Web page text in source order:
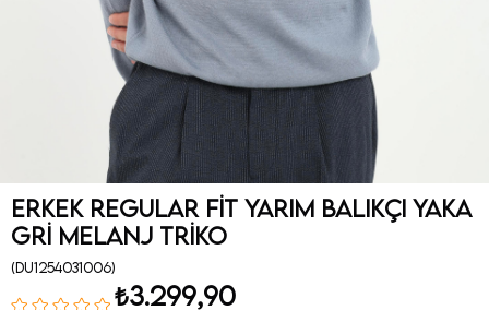
Erkek Regular Fit Yarım Balıkçı Yaka
Gri Melanj Triko
(DU1254031006)
₺3.299,90